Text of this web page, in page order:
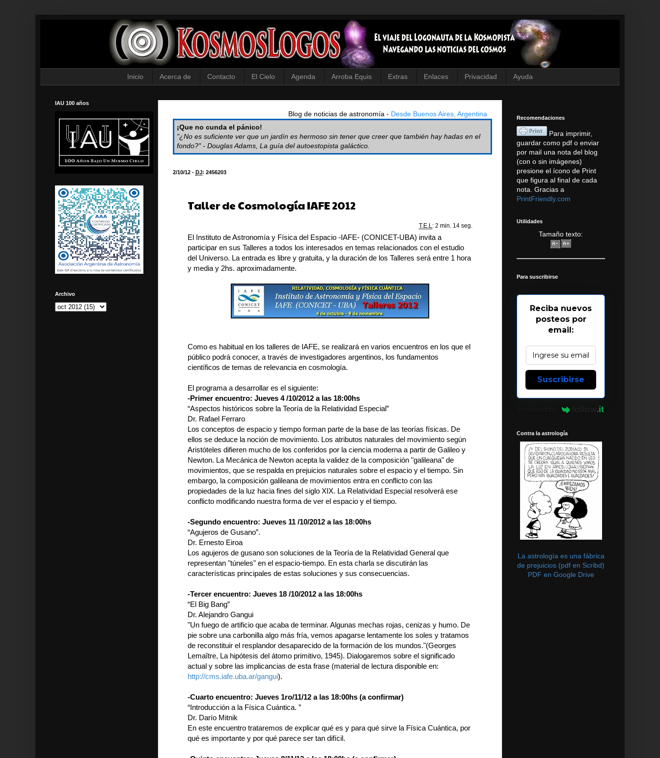
Inicio Acerca de Contacto El Cielo Agenda Arroba Equis Extras Enlaces Privacidad Ayuda
Blog de noticias de astronomía - Desde Buenos Aires, Argentina
¡Que no cunda el pánico!
"¿No es suficiente ver que un jardín es hermoso sin tener que creer que también hay hadas en el
fondo?" - Douglas Adams, La guía del autoestopista galáctico.
2/10/12 - DJ: 2456203
Taller de Cosmología IAFE 2012
T.E.L: 2 min. 14 seg.
El Instituto de Astronomía y Física del Espacio -IAFE- (CONICET-UBA) invita a
participar en sus Talleres a todos los interesados en temas relacionados con el estudio
del Universo. La entrada es libre y gratuita, y la duración de los Talleres será entre 1 hora
y media y 2hs. aproximadamente.
Como es habitual en los talleres de IAFE, se realizará en varios encuentros en los que el
público podrá conocer, a través de investigadores argentinos, los fundamentos
científicos de temas de relevancia en cosmología.
El programa a desarrollar es el siguiente:
-Primer encuentro: Jueves 4 /10/2012 a las 18:00hs
“Aspectos históricos sobre la Teoría de la Relatividad Especial”
Dr. Rafael Ferraro
Los conceptos de espacio y tiempo forman parte de la base de las teorías físicas. De
ellos se deduce la noción de movimiento. Los atributos naturales del movimiento según
Aristóteles difieren mucho de los conferidos por la ciencia moderna a partir de Galileo y
Newton. La Mecánica de Newton acepta la validez de la composición "galileana" de
movimientos, que se respalda en prejuicios naturales sobre el espacio y el tiempo. Sin
embargo, la composición galileana de movimientos entra en conflicto con las
propiedades de la luz hacia fines del siglo XIX. La Relatividad Especial resolverá ese
conflicto modificando nuestra forma de ver el espacio y el tiempo.
-Segundo encuentro: Jueves 11 /10/2012 a las 18:00hs
“Agujeros de Gusano”.
Dr. Ernesto Eiroa
Los agujeros de gusano son soluciones de la Teoría de la Relatividad General que
representan "túneles" en el espacio-tiempo. En esta charla se discutirán las
características principales de estas soluciones y sus consecuencias.
-Tercer encuentro: Jueves 18 /10/2012 a las 18:00hs
“El Big Bang”
Dr. Alejandro Gangui
"Un fuego de artificio que acaba de terminar. Algunas mechas rojas, cenizas y humo. De
pie sobre una carbonilla algo más fría, vemos apagarse lentamente los soles y tratamos
de reconstituir el resplandor desaparecido de la formación de los mundos."(Georges
Lemaître, La hipótesis del átomo primitivo, 1945). Dialogaremos sobre el significado
actual y sobre las implicancias de esta frase (material de lectura disponible en:
http://cms.iafe.uba.ar/gangui).
-Cuarto encuentro: Jueves 1ro/11/12 a las 18:00hs (a confirmar)
“Introducción a la Física Cuántica. ”
Dr. Darío Mitnik
En este encuentro trataremos de explicar qué es y para qué sirve la Física Cuántica, por
qué es importante y por qué parece ser tan difícil.
IAU 100 años
Archivo
Recomendaciones
Para imprimir,
guardar como pdf o enviar
por mail una nota del blog
(con o sin imágenes)
presione el ícono de Print
que figura al final de cada
nota. Gracias a
PrintFriendly.com
Utilidades
Tamaño texto:
Para suscribirse
Reciba nuevos
posteos por
email:
Suscribirse
Contra la astrología
La astrología es una fábrica
de prejuicios (pdf en Scribd)
PDF en Google Drive